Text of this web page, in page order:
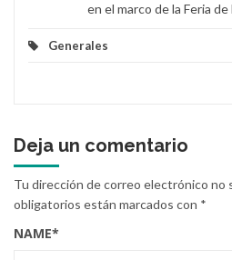
en el marco de la Feria de
Generales
Deja un comentario
Tu dirección de correo electrónico no
obligatorios están marcados con *
NAME*